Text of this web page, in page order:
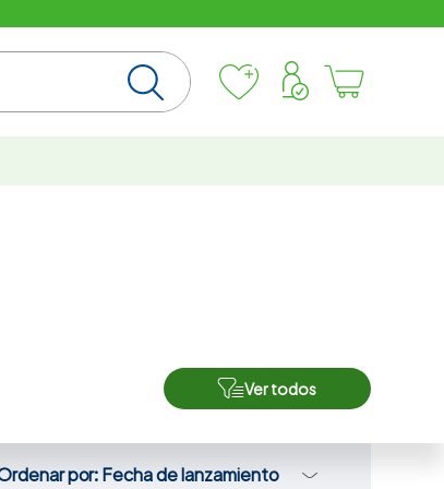
Ver todos
por Fecha de lanzamiento